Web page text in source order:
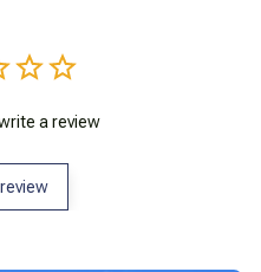
a review